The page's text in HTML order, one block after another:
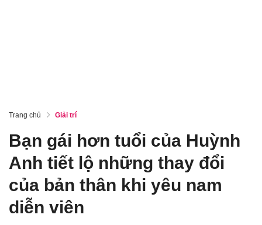
Trang chủ Giải trí
Bạn gái hơn tuổi của Huỳnh
Anh tiết lộ những thay đổi
của bản thân khi yêu nam
diễn viên